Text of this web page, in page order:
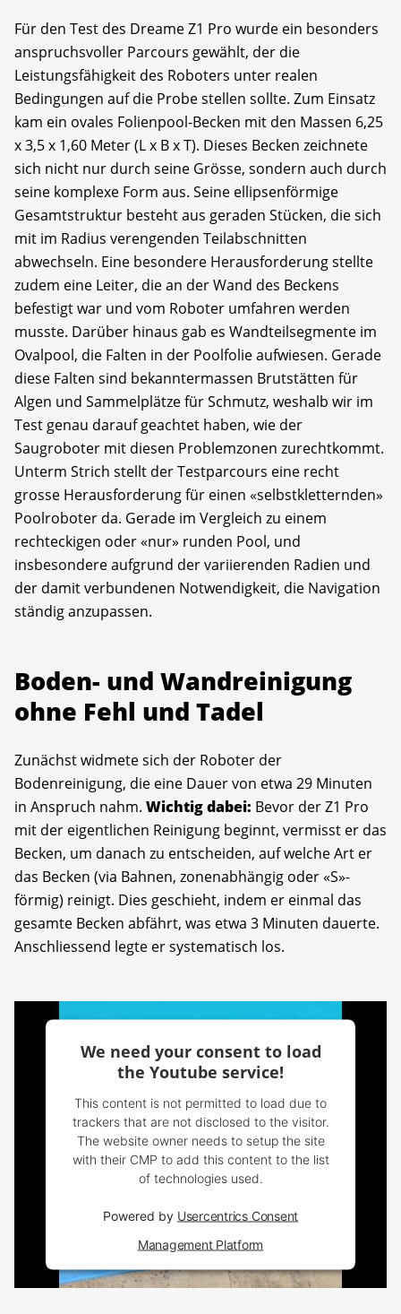
Für den Test des Dreame Z1 Pro wurde ein besonders
anspruchsvoller Parcours gewählt, der die
Leistungsfähigkeit des Roboters unter realen
Bedingungen auf die Probe stellen sollte. Zum Einsatz
kam ein ovales Folienpool-Becken mit den Massen 6,25
x 3,5 x 1,60 Meter (L x B x T). Dieses Becken zeichnete
sich nicht nur durch seine Grösse, sondern auch durch
seine komplexe Form aus. Seine ellipsenförmige
Gesamtstruktur besteht aus geraden Stücken, die sich
mit im Radius verengenden Teilabschnitten
abwechseln. Eine besondere Herausforderung stellte
zudem eine Leiter, die an der Wand des Beckens
befestigt war und vom Roboter umfahren werden
musste. Darüber hinaus gab es Wandteilsegmente im
Ovalpool, die Falten in der Poolfolie aufwiesen. Gerade
diese Falten sind bekanntermassen Brutstätten für
Algen und Sammelplätze für Schmutz, weshalb wir im
Test genau darauf geachtet haben, wie der
Saugroboter mit diesen Problemzonen zurechtkommt.
Unterm Strich stellt der Testparcours eine recht
grosse Herausforderung für einen «selbstkletternden»
Poolroboter da. Gerade im Vergleich zu einem
rechteckigen oder «nur» runden Pool, und
insbesondere aufgrund der variierenden Radien und
der damit verbundenen Notwendigkeit, die Navigation
ständig anzupassen.
Boden- und Wandreinigung
ohne Fehl und Tadel
Zunächst widmete sich der Roboter der
Bodenreinigung, die eine Dauer von etwa 29 Minuten
in Anspruch nahm. Wichtig dabei: Bevor der Z1 Pro
mit der eigentlichen Reinigung beginnt, vermisst er das
Becken, um danach zu entscheiden, auf welche Art er
das Becken (via Bahnen, zonenabhängig oder «S»-
förmig) reinigt. Dies geschieht, indem er einmal das
gesamte Becken abfährt, was etwa 3 Minuten dauerte.
Anschliessend legte er systematisch los.
We need your consent to load
the Youtube service!
This content is not permitted to load due to
trackers that are not disclosed to the visitor.
The website owner needs to setup the site
with their CMP to add this content to the list
of technologies used.
Powered by Usercentrics Consent
Management Platform